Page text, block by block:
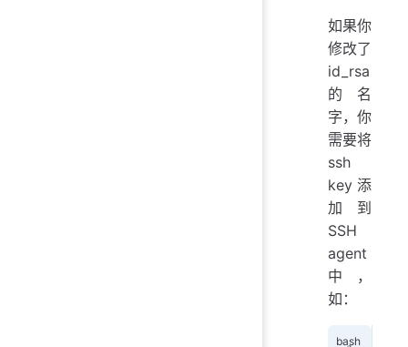
如果你
修改了
id_rsa
的名
字，你
需要将
ssh
key添
加到
SSH
agent
中，
如：